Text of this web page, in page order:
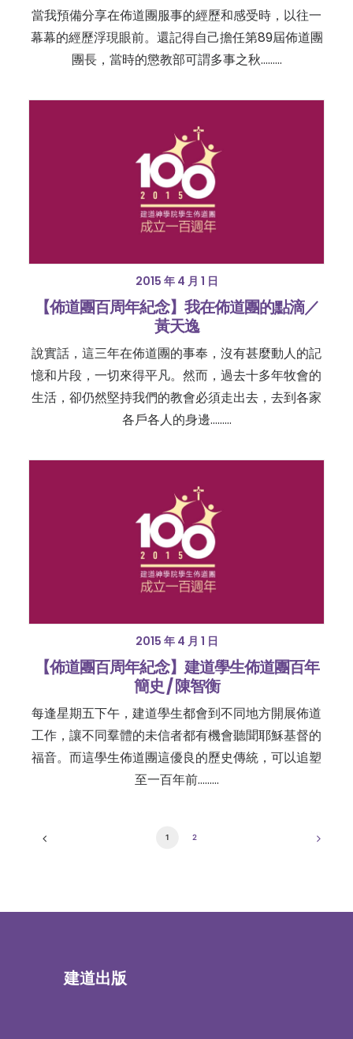
當我預備分享在佈道團服事的經歷和感受時，以往一
幕幕的經歷浮現眼前。還記得自己擔任第89屆佈道團
團長，當時的懲教部可謂多事之秋………
2015 年 4 月 1 日
【佈道團百周年紀念】我在佈道團的點滴／
黃天逸
說實話，這三年在佈道團的事奉，沒有甚麼動人的記
憶和片段，一切來得平凡。然而，過去十多年牧會的
生活，卻仍然堅持我們的教會必須走出去，去到各家
各戶各人的身邊………
2015 年 4 月 1 日
【佈道團百周年紀念】建道學生佈道團百年
簡史 / 陳智衡
每逢星期五下午，建道學生都會到不同地方開展佈道
工作，讓不同羣體的未信者都有機會聽聞耶穌基督的
福音。而這學生佈道團這優良的歷史傳統，可以追塑
至一百年前………
1 2
建道出版